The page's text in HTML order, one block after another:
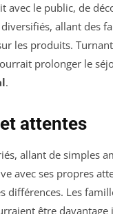
avec le public, de
allant des
les produits.
prolonger le
.
attentes
allant de simples
avec ses propres
différences. Les
être